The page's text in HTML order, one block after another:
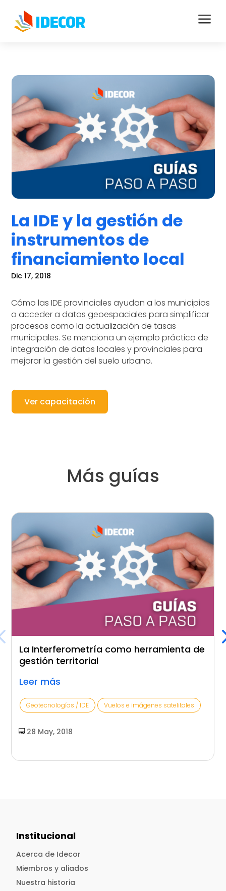
a
La IDE y la gestión de
instrumentos de
financiamiento local
Dic 17, 2018
Cómo las IDE provinciales ayudan a los municipios
a acceder a datos geoespaciales para simplificar
procesos como la actualización de tasas
municipales. Se menciona un ejemplo práctico de
integración de datos locales y provinciales para
mejorar la gestión del suelo urbano.
Ver capacitación
Más guías
La Interferometría como herramienta de
gestión territorial
Leer más
Geotecnologías / IDE Vuelos e imágenes satelitales
28 May, 2018
Institucional
Acerca de Idecor
Miembros y aliados
Nuestra historia